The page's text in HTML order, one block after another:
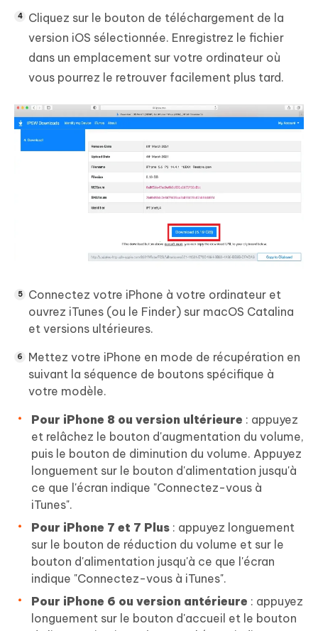
Cliquez sur le bouton de téléchargement de la
version iOS sélectionnée. Enregistrez le fichier
dans un emplacement sur votre ordinateur où
vous pourrez le retrouver facilement plus tard.
Connectez votre iPhone à votre ordinateur et
ouvrez iTunes (ou le Finder) sur macOS Catalina
et versions ultérieures.
Mettez votre iPhone en mode de récupération en
suivant la séquence de boutons spécifique à
votre modèle.
Pour iPhone 8 ou version ultérieure : appuyez
et relâchez le bouton d'augmentation du volume,
puis le bouton de diminution du volume. Appuyez
longuement sur le bouton d'alimentation jusqu'à
ce que l'écran indique "Connectez-vous à
iTunes".
Pour iPhone 7 et 7 Plus : appuyez longuement
sur le bouton de réduction du volume et sur le
bouton d'alimentation jusqu'à ce que l'écran
indique "Connectez-vous à iTunes".
Pour iPhone 6 ou version antérieure : appuyez
longuement sur le bouton d'accueil et le bouton